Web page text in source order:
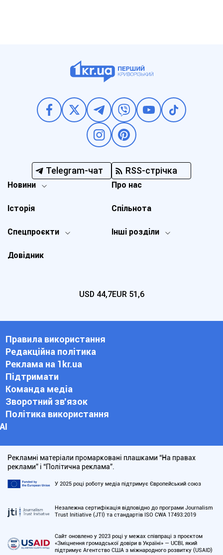
Telegram-чат RSS-стрічка
Новини
Спецпроєкти Інші розділи
Історія
Про нас
Довідник
Спільнота
USD 44,7EUR 51,6
Правила використання
Редакційна політика
Реклама на 1kr.ua
Підтримати
Команда медіа
Зворотний зв'язок
Політика використання
АІ
Рекламні матеріали промарковані плашками “На правах
реклами” і “Політична реклама”.
У 2025 році роботу медіа підтримує Європейський союз
Незалежна сертифікація відповідно до програми Journalism
Trust Initiative (JTI) та стандартів ISO CWA 17493:2019
Сайт оновлено у 2023 році у межах співпраці з проєктом
«Зміцнення громадської довіри в Україні» — UCBI, який
підтримує Агентство США з міжнародного розвитку (USAID)